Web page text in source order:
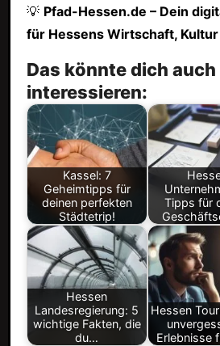
💡 Pfad-Hessen.de – Dein
für Hessens Wirtschaft, Kultur
Das könnte dich auch
interessieren:
Kassel: 7
Geheimtipps für
deinen perfekten
Städtetrip!
Tipps für
Hessen
Landesregierung: 5
wichtige Fakten, die
du…
Hessen
Erlebnisse